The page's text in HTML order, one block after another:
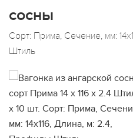
сосны
Сорт: Прима, Сечение, мм:
Штиль